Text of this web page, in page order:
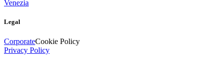
Venezia
Legal
CorporateCookie Policy
Privacy Policy